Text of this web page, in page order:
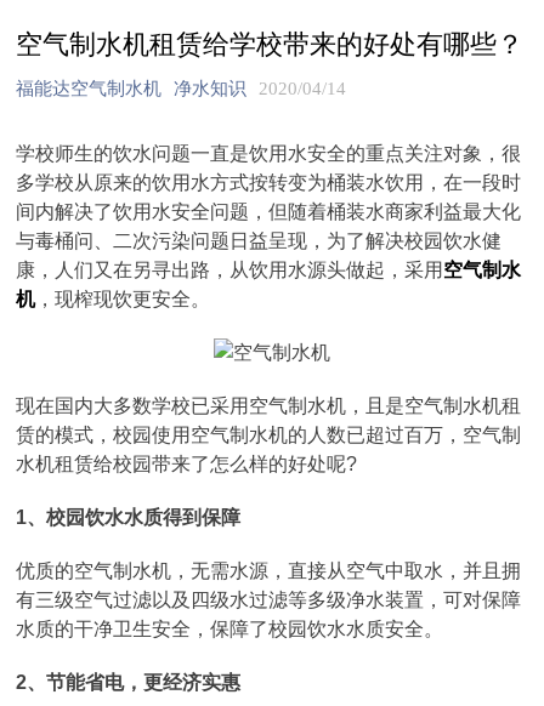
空气制水机租赁给学校带来的好处有哪些？
福能达空气制水机 净水知识 2020/04/14
学校师生的饮水问题一直是饮用水安全的重点关注对象，很
多学校从原来的饮用水方式按转变为桶装水饮用，在一段时
间内解决了饮用水安全问题，但随着桶装水商家利益最大化
与毒桶问、二次污染问题日益呈现，为了解决校园饮水健
康，人们又在另寻出路，从饮用水源头做起，采用 空气制水
机，现榨现饮更安全。
现在国内大多数学校已采用空气制水机，且是空气制水机租
赁的模式，校园使用空气制水机的人数已超过百万，空气制
水机租赁给校园带来了怎么样的好处呢?
1、校园饮水水质得到保障
优质的空气制水机，无需水源，直接从空气中取水，并且拥
有三级空气过滤以及四级水过滤等多级净水装置，可对保障
水质的干净卫生安全，保障了校园饮水水质安全。
2、节能省电，更经济实惠